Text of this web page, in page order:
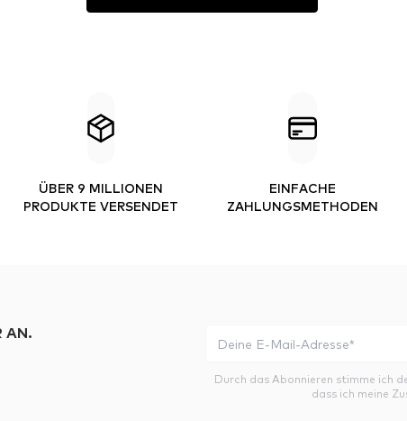
ÜBER 9 MILLIONEN
PRODUKTE VERSENDET
EINFACHE
ZAHLUNGSMETHODEN
AN.
Durch das Abonnieren stimme ich
dass ich meine